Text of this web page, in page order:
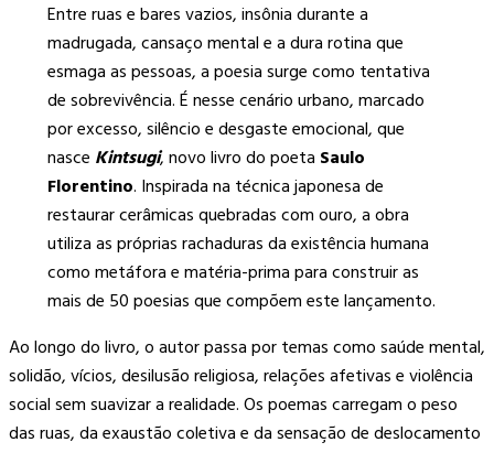
Entre ruas e bares vazios, insônia durante a
madrugada, cansaço mental e a dura rotina que
esmaga as pessoas, a poesia surge como tentativa
de sobrevivência. É nesse cenário urbano, marcado
por excesso, silêncio e desgaste emocional, que
nasce Kintsugi, novo livro do poeta Saulo
Florentino. Inspirada na técnica japonesa de
restaurar cerâmicas quebradas com ouro, a obra
utiliza as próprias rachaduras da existência humana
como metáfora e matéria-prima para construir as
mais de 50 poesias que compõem este lançamento.
Ao longo do livro, o autor passa por temas como saúde mental,
solidão, vícios, desilusão religiosa, relações afetivas e violência
social sem suavizar a realidade. Os poemas carregam o peso
das ruas, da exaustão coletiva e da sensação de deslocamento